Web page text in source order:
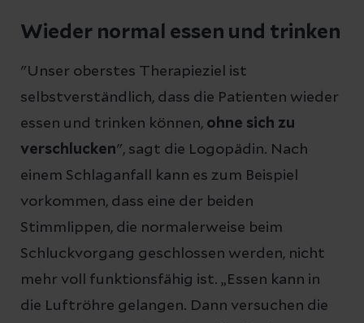
Wieder normal essen und trinken
"Unser oberstes Therapieziel ist
selbstverständlich, dass die Patienten wieder
essen und trinken können, ohne sich zu
verschlucken", sagt die Logopädin. Nach
einem Schlaganfall kann es zum Beispiel
vorkommen, dass eine der beiden
Stimmlippen, die normalerweise beim
Schluckvorgang geschlossen werden, nicht
mehr voll funktionsfähig ist. „Essen kann in
die Luftröhre gelangen. Dann versuchen die